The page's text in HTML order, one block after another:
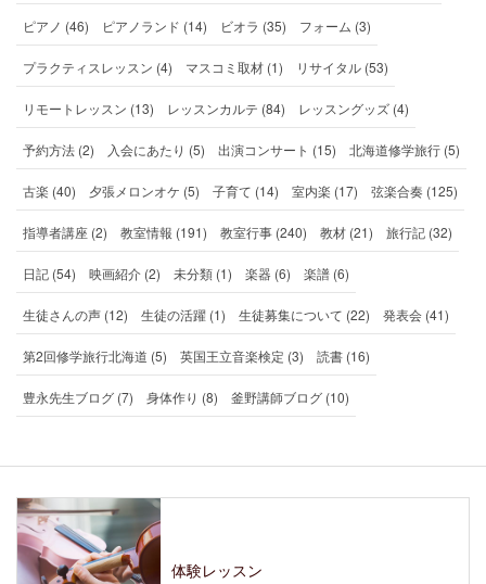
ピアノ (46) ピアノランド (14) ビオラ (35) フォーム (3)
プラクティスレッスン (4) マスコミ取材 (1) リサイタル (53)
リモートレッスン (13) レッスンカルテ (84) レッスングッズ (4)
予約方法 (2) 入会にあたり (5) 出演コンサート (15) 北海道修学旅行 (5)
古楽 (40) 夕張メロンオケ (5) 子育て (14) 室内楽 (17) 弦楽合奏 (125)
指導者講座 (2) 教室情報 (191) 教室行事 (240) 教材 (21) 旅行記 (32)
日記 (54) 映画紹介 (2) 未分類 (1) 楽器 (6) 楽譜 (6)
生徒さんの声 (12) 生徒の活躍 (1) 生徒募集について (22) 発表会 (41)
第2回修学旅行北海道 (5) 英国王立音楽検定 (3) 読書 (16)
豊永先生ブログ (7) 身体作り (8) 釜野講師ブログ (10)
体験レッスン